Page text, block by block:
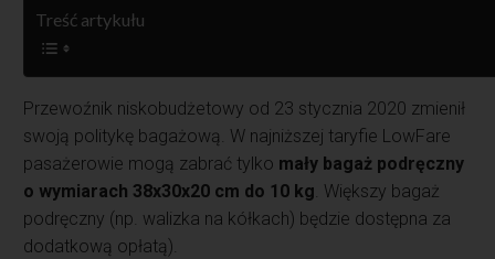
Treść artykułu
Przewoźnik niskobudżetowy od 23 stycznia 2020 zmienił
swoją politykę bagażową. W najniższej taryfie LowFare
pasażerowie mogą zabrać tylko mały bagaż podręczny
o wymiarach 38x30x20 cm do 10 kg . Większy bagaż
podręczny (np. walizka na kółkach) będzie dostępna za
dodatkową opłatą).